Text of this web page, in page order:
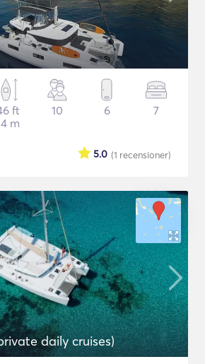
ft
m
10 6 7
(1 recensioner)
5.0
daily cruises)